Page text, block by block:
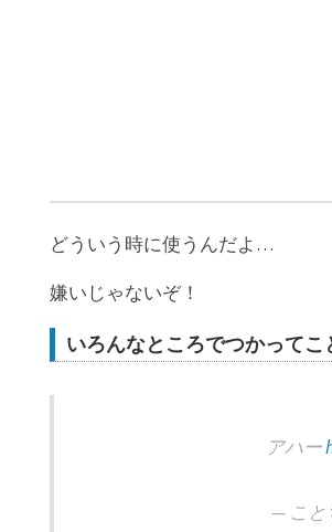
どういう時に使うんだよ…
嫌いじゃないぞ！
いろんなところでつかってこ
アハー
— こと